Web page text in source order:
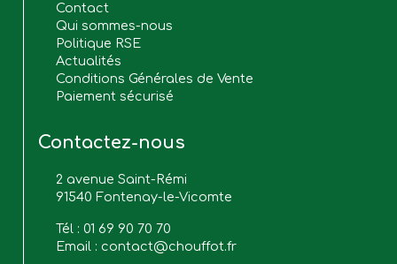
Contact
Qui sommes-nous
Politique RSE
Actualités
Conditions Générales de Vente
Paiement sécurisé
Contactez-nous
2 avenue Saint-Rémi
91540 Fontenay-le-Vicomte
Tél : 01 69 90 70 70
Email : contact@chouffot.fr